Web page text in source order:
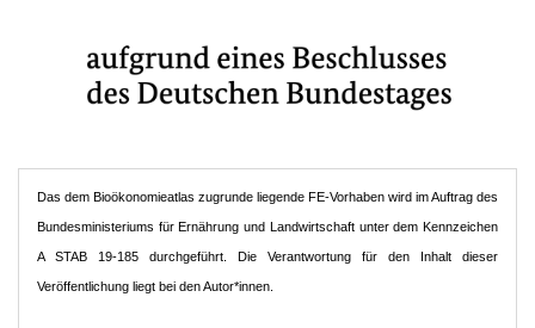
Das dem Bioökonomieatlas zugrunde liegende FE-Vorhaben wird im Auftrag des
Bundesministeriums für Ernährung und Landwirtschaft unter dem Kennzeichen
A STAB 19-185 durchgeführt. Die Verantwortung für den Inhalt dieser
Veröffentlichung liegt bei den Autor*innen.